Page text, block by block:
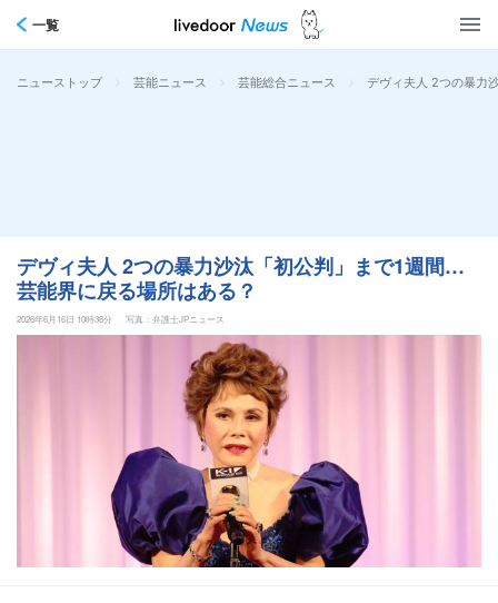
一覧
ニューストップ > 芸能ニュース > 芸能総合ニュース > デヴィ夫人 2つの暴力
デヴィ夫人 2つの暴力沙汰「初公判」まで1週間…
芸能界に戻る場所はある？
2026年6月16日 10時36分 写真：弁護士JPニュース